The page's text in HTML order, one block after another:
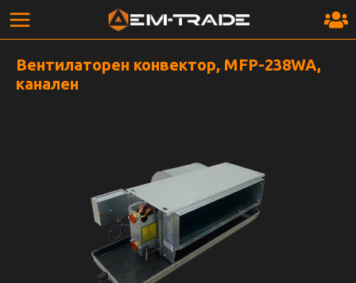
Вентилаторен конвектор, MFP-238WA,
канален